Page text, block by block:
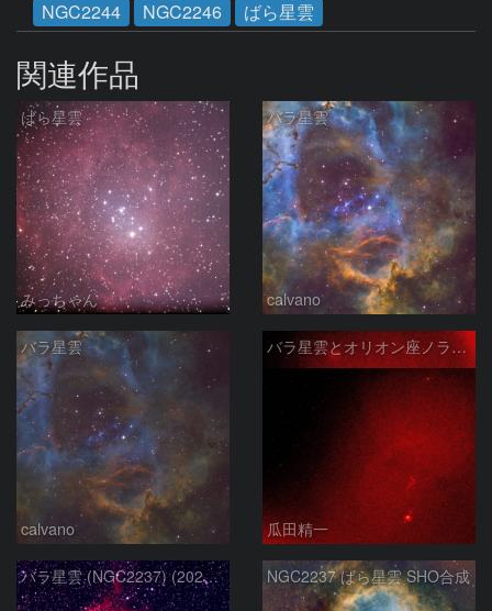
NGC2244
NGC2246 ばら星雲
関連作品
ばら星雲
みっちゃん
バラ星雲
calvano
バラ星雲
calvano
バラ星雲とオリオン座ノラマ50mm
瓜田精一
バラ星雲 (NGC2237) (2026/02/15他2夜) NGC2237 ばら星雲 SHO合成